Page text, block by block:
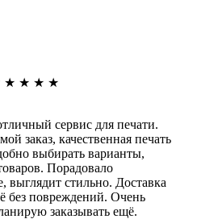
★ ★ ★ ★
сервис для печати.
заказ, качественная печать
выбирать варианты,
Порадовало
выглядит стильно. Доставка
без повреждений. Очень
заказывать ещё.